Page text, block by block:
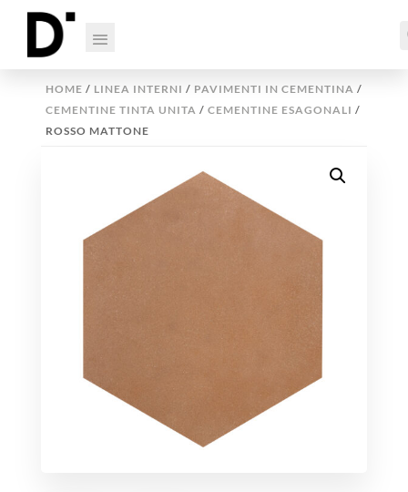
HOME / LINEA INTERNI / PAVIMENTI IN CEMENTINA /
CEMENTINE TINTA UNITA / CEMENTINE ESAGONALI /
ROSSO MATTONE